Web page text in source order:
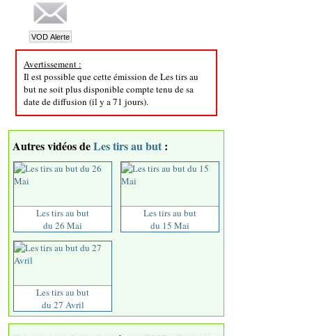
Avertissement :
Il est possible que cette émission de Les tirs au
but ne soit plus disponible compte tenu de sa
date de diffusion (il y a 71 jours).
Autres vidéos deLes tirs au but :
Les tirs au but
du 26 Mai
Les tirs au but
du 15 Mai
Les tirs au but
du 27 Avril